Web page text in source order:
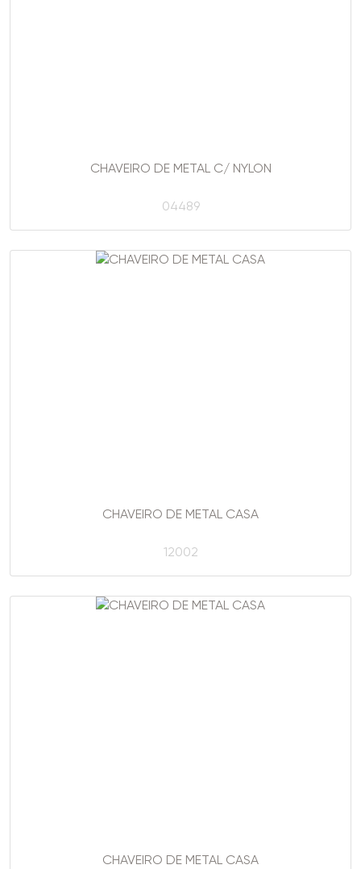
CHAVEIRO DE METAL C/ NYLON
04489
CHAVEIRO DE METAL CASA
12002
CHAVEIRO DE METAL CASA